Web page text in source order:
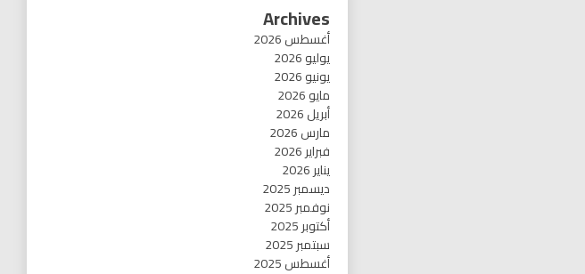
Archives
أغسطس 2026
يوليو 2026
يونيو 2026
مايو 2026
أبريل 2026
مارس 2026
فبراير 2026
يناير 2026
ديسمبر 2025
نوفمبر 2025
أكتوبر 2025
سبتمبر 2025
أغسطس 2025